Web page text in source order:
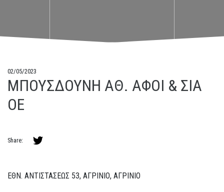
02/05/2023
ΜΠΟΥΣΔΟΥΝΗ ΑΘ. ΑΦΟΙ & ΣΙΑ
ΟΕ
Share:
ΕΘΝ. ΑΝΤΙΣΤΑΣΕΩΣ 53, ΑΓΡΙΝΙΟ, ΑΓΡΙΝΙΟ